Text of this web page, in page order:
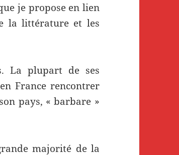
je propose en lien
la littérature et les
La plupart de ses
France rencontrer
pays, « barbare »
majorité de la